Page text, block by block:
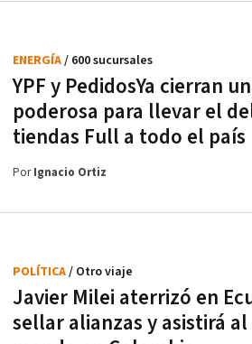
YPF y PedidosYa cierran
poderosa para llevar el
tiendas Full a todo el país
ENERGÍA/ 600 sucursales
PorIgnacio Ortiz
Javier Milei aterrizó en
sellar alianzas y asistirá
POLÍTICA/ Otro viaje